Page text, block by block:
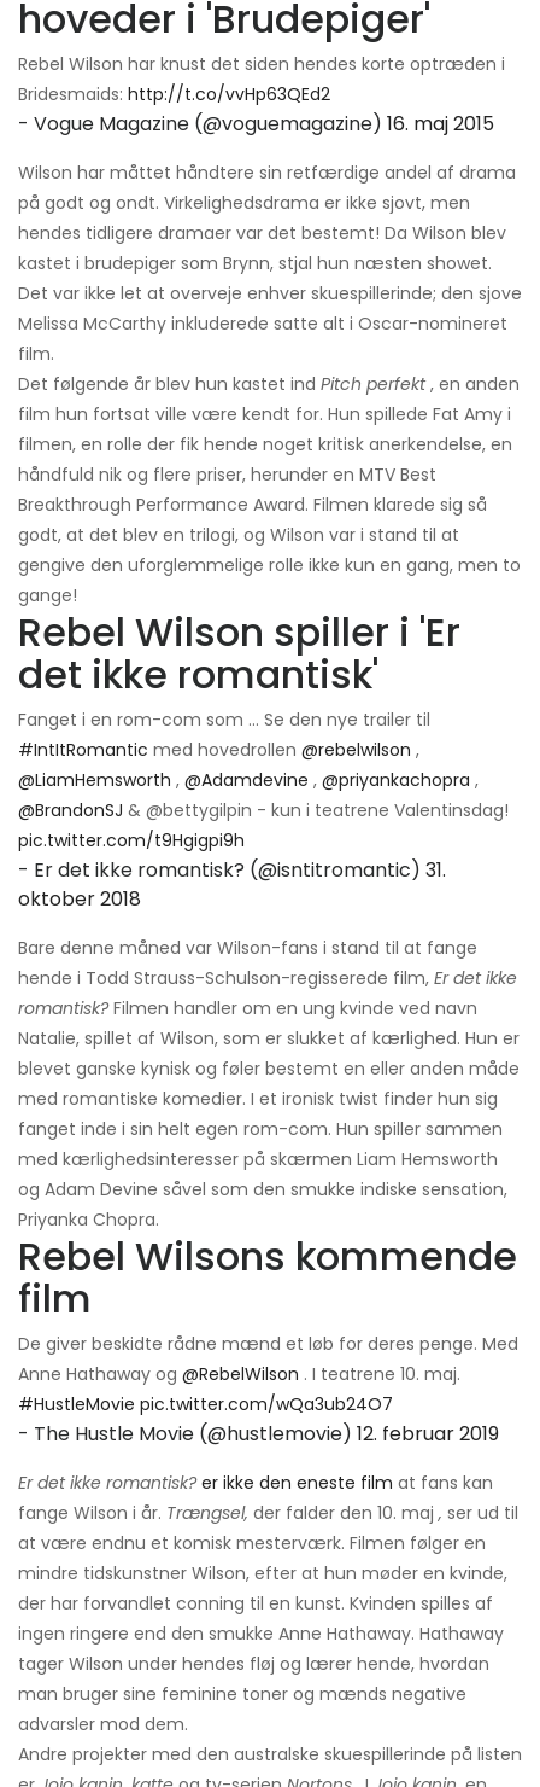
hoveder i 'Brudepiger'
Rebel Wilson har knust det siden hendes korte optræden i
Bridesmaids: http://t.co/vvHp63QEd2
- Vogue Magazine (@voguemagazine) 16. maj 2015
Wilson har måttet håndtere sin retfærdige andel af drama
på godt og ondt. Virkelighedsdrama er ikke sjovt, men
hendes tidligere dramaer var det bestemt! Da Wilson blev
kastet i brudepiger som Brynn, stjal hun næsten showet.
Det var ikke let at overveje enhver skuespillerinde; den sjove
Melissa McCarthy inkluderede satte alt i Oscar-nomineret
film.
Det følgende år blev hun kastet ind Pitch perfekt, en anden
film hun fortsat ville være kendt for. Hun spillede Fat Amy i
filmen, en rolle der fik hende noget kritisk anerkendelse, en
håndfuld nik og flere priser, herunder en MTV Best
Breakthrough Performance Award. Filmen klarede sig så
godt, at det blev en trilogi, og Wilson var i stand til at
gengive den uforglemmelige rolle ikke kun en gang, men to
gange!
Rebel Wilson spiller i 'Er
det ikke romantisk'
Fanget i en rom-com som ... Se den nye trailer til
#IntItRomantic med hovedrollen @rebelwilson ,
@LiamHemsworth , @Adamdevine , @priyankachopra ,
@BrandonSJ & @bettygilpin - kun i teatrene Valentinsdag!
pic.twitter.com/t9Hgigpi9h
- Er det ikke romantisk? (@isntitromantic) 31.
oktober 2018
Bare denne måned var Wilson-fans i stand til at fange
hende i Todd Strauss-Schulson-regisserede film, Er det ikke
romantisk?Filmen handler om en ung kvinde ved navn
Natalie, spillet af Wilson, som er slukket af kærlighed. Hun er
blevet ganske kynisk og føler bestemt en eller anden måde
med romantiske komedier. I et ironisk twist finder hun sig
fanget inde i sin helt egen rom-com. Hun spiller sammen
med kærlighedsinteresser på skærmen Liam Hemsworth
og Adam Devine såvel som den smukke indiske sensation,
Priyanka Chopra.
Rebel Wilsons kommende
film
De giver beskidte rådne mænd et løb for deres penge. Med
Anne Hathaway og @RebelWilson . I teatrene 10. maj.
#HustleMovie pic.twitter.com/wQa3ub24O7
- The Hustle Movie (@hustlemovie) 12. februar 2019
Er det ikke romantisk? er ikke den eneste film at fans kan
fange Wilson i år. Trængsel, der falder den 10. maj , ser ud til
at være endnu et komisk mesterværk. Filmen følger en
mindre tidskunstner Wilson, efter at hun møder en kvinde,
der har forvandlet conning til en kunst. Kvinden spilles af
ingen ringere end den smukke Anne Hathaway. Hathaway
tager Wilson under hendes fløj og lærer hende, hvordan
man bruger sine feminine toner og mænds negative
advarsler mod dem.
Andre projekter med den australske skuespillerinde på listen